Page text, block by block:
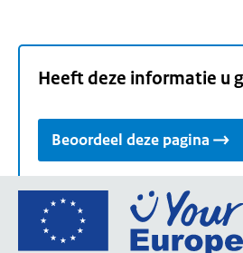
Heeft deze informatie u
Beoordeel deze pagina